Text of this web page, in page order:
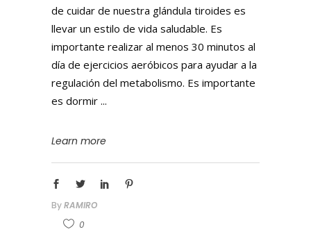
de cuidar de nuestra glándula tiroides es
llevar un estilo de vida saludable. Es
importante realizar al menos 30 minutos al
día de ejercicios aeróbicos para ayudar a la
regulación del metabolismo. Es importante
es dormir
Learn more
ByRAMIRO
0